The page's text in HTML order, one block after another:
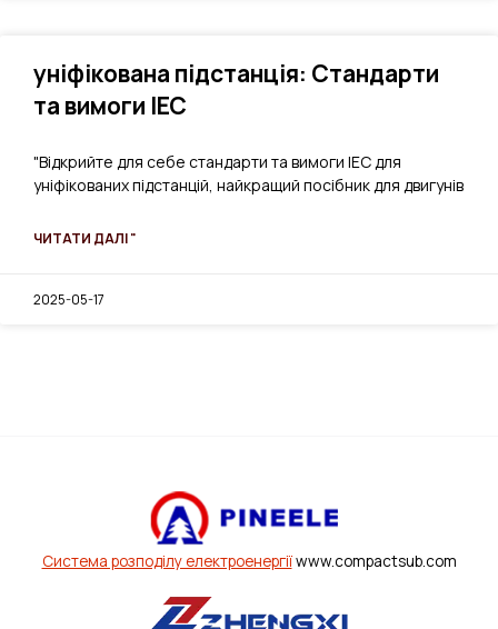
уніфікована підстанція: Стандарти
та вимоги IEC
"Відкрийте для себе стандарти та вимоги IEC для
уніфікованих підстанцій, найкращий посібник для двигунів
ЧИТАТИ ДАЛІ "
2025-05-17
Система розподілу електроенергіїwww.compactsub.com